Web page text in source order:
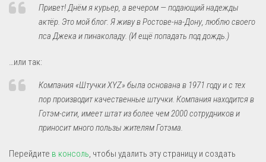
Привет! Днём я курьер, а вечером — подающий надежды
актёр. Это мой блог. Я живу в Ростове-на-Дону, люблю своего
пса Джека и пинаколаду. (И ещё попадать под дождь.)
…или так:
Компания «Штучки XYZ» была основана в 1971 году и с тех
пор производит качественные штучки. Компания находится в
Готэм-сити, имеет штат из более чем 2000 сотрудников и
приносит много пользы жителям Готэма.
Перейдите в консоль, чтобы удалить эту страницу и создать